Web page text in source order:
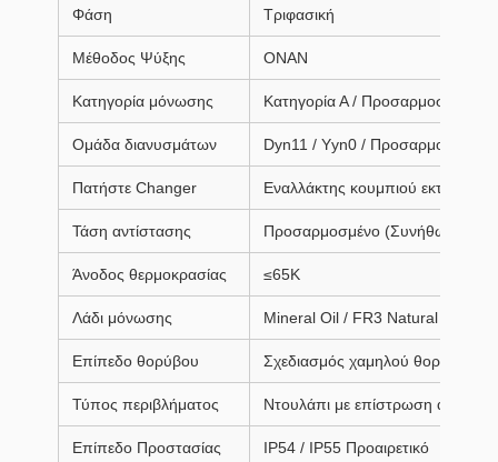
Φάση Τριφασική
Μέθοδος Ψύξης ΟΝΑΝ
Κατηγορία μόνωσης Κατηγορία Α / Προσαρμοσμένη
Ομάδα διανυσμάτων Dyn11 / Yyn0 / Προσαρμοσμένο
Πατήστε Changer Εναλλάκτης κουμπιού εκτός
Τάση αντίστασης Προσαρμοσμένο (Συνήθως 4%-
Άνοδος θερμοκρασίας ≤65K
Λάδι μόνωσης Mineral Oil / FR3 Natural Ester
Επίπεδο θορύβου Σχεδιασμός χαμηλού θορύβου
Τύπος περιβλήματος Ντουλάπι με επίστρωση
Επίπεδο Προστασίας IP54 / IP55 Προαιρετικό